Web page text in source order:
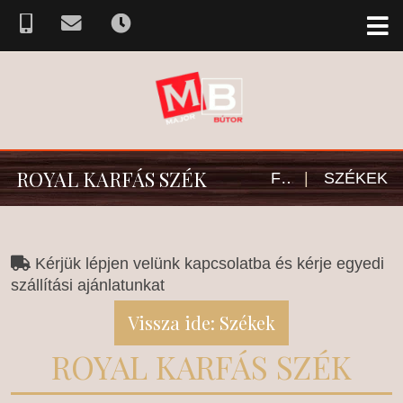
ROYAL KARFÁS SZÉK FŐOLDAL | SZÉKEK
Kérjük lépjen velünk kapcsolatba és kérje egyedi
szállítási ajánlatunkat
Vissza ide: Székek
ROYAL KARFÁS SZÉK